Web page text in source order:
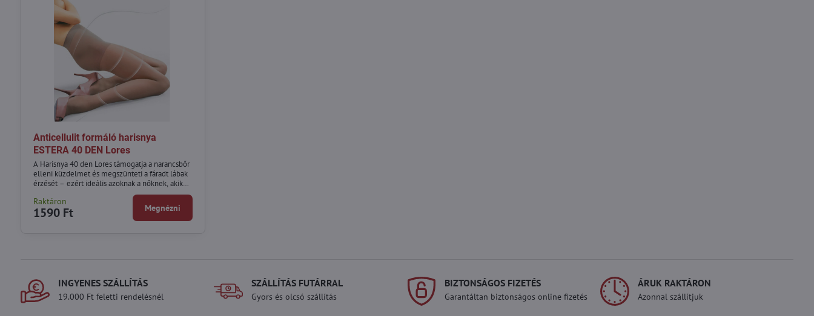
Anticellulit formáló harisnya
ESTERA 40 DEN Lores
A Harisnya 40 den Lores támogatja a narancsbőr
elleni küzdelmet és megszünteti a fáradt lábak
érzését – ezért ideális azoknak a nőknek, akik
állva dolgoznak vagy magassarkút viselnek.
Raktáron
1590 Ft Megnézni
INGYENES SZÁLLÍTÁS
19.000 Ft feletti rendelésnél
SZÁLLÍTÁS FUTÁRRAL
Gyors és olcsó szállítás
BIZTONSÁGOS FIZETÉS
Garantáltan biztonságos online fizetés
ÁRUK RAKTÁRON
Azonnal szállítjuk